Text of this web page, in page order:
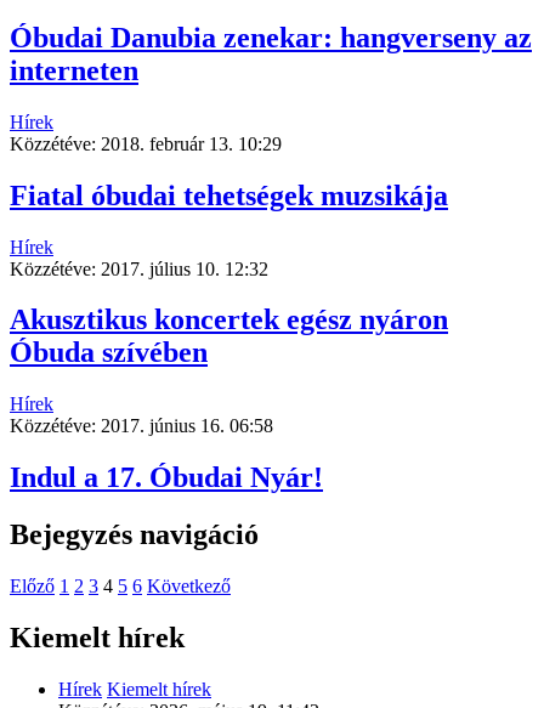
Óbudai Danubia zenekar: hangverseny az
interneten
Hírek
Közzétéve: 2018. február 13. 10:29
Fiatal óbudai tehetségek muzsikája
Hírek
Közzétéve: 2017. július 10. 12:32
Akusztikus koncertek egész nyáron
Óbuda szívében
Hírek
Közzétéve: 2017. június 16. 06:58
Indul a 17. Óbudai Nyár!
Bejegyzés navigáció
Előző 1 2 3 4 5 6 Következő
Kiemelt hírek
Hírek Kiemelt hírek